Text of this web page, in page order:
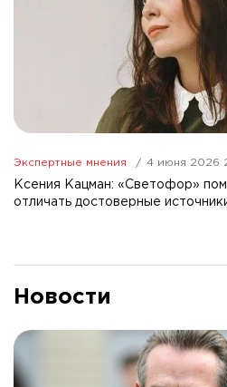
Экспертные мнения 4 июня 2026
Ксения Кацман: «Светофор»
отличать достоверные
Новости